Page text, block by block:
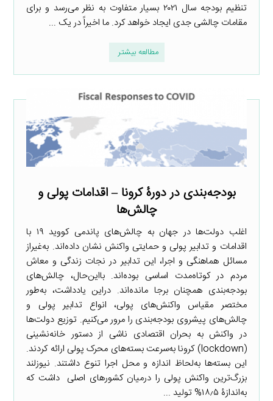
تنظیم بودجه سال ۲۰۲۱ بسیار متفاوت به نظر می‌رسد و برای
مقامات چالشی جدی ایجاد خواهد کرد. ما اخیراً در یک ...
مطالعه بیشتر
بودجه‌بندی در دورۀ کرونا – اقدامات پولی و
چالش‌ها
اغلب دولت‌ها در جهان به چالش‌های پاندمی کووید ۱۹ با
اقدامات و تدابیر پولی و حمایتی واکنش نشان داده‌اند. به‌غیراز
مسائل هماهنگی و اجرا، این تدابیر در نجات زندگی و معاش
مردم در کوتاه‌مدت اساسی بوده‌اند. بااین‌حال، چالش‌های
بودجه‌بندی همچنان برجا مانده‌اند. دراین یادداشت، به‌طور
مختصر مقیاس واکنش‌های پولی، انواع تدابیر پولی و
چالش‌های پیش‎روی بودجه‌بندی را مرور می‌کنیم. توزیع دولت‌ها
در واکنش به بحران اقتصادی ناشی از دستور خانه‌نشینی
(lockdown) کرونا به‌سرعت بسته‌های محرک پولی ارائه کردند.
این بسته‌ها به‌لحاظ اندازه و محل اجرا تنوع داشتند. نیوزلند
بزرگ‌ترین واکنش پولی را درمیان کشورهای اصلی داشت که
به‌اندازۀ ۱۸٫۵% تولید ...